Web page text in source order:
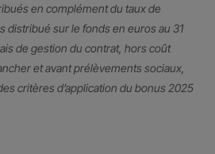
en complément du taux de
distribué sur le fonds en euros au 31
de gestion du contrat, hors coût
et avant prélèvements sociaux,
critères d’application du bonus 2025